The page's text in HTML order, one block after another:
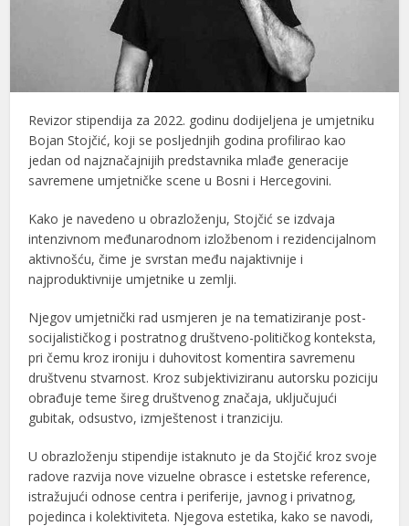
Revizor stipendija za 2022. godinu dodijeljena je umjetniku
Bojan Stojčić, koji se posljednjih godina profilirao kao
jedan od najznačajnijih predstavnika mlađe generacije
savremene umjetničke scene u Bosni i Hercegovini.
Kako je navedeno u obrazloženju, Stojčić se izdvaja
intenzivnom međunarodnom izložbenom i rezidencijalnom
aktivnošću, čime je svrstan među najaktivnije i
najproduktivnije umjetnike u zemlji.
Njegov umjetnički rad usmjeren je na tematiziranje post-
socijalističkog i postratnog društveno-političkog konteksta,
pri čemu kroz ironiju i duhovitost komentira savremenu
društvenu stvarnost. Kroz subjektiviziranu autorsku poziciju
obrađuje teme šireg društvenog značaja, uključujući
gubitak, odsustvo, izmještenost i tranziciju.
U obrazloženju stipendije istaknuto je da Stojčić kroz svoje
radove razvija nove vizuelne obrasce i estetske reference,
istražujući odnose centra i periferije, javnog i privatnog,
pojedinca i kolektiviteta. Njegova estetika, kako se navodi,